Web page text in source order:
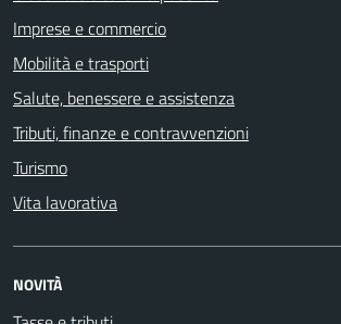
Imprese e commercio
Mobilità e trasporti
Salute, benessere e assistenza
Tributi, finanze e contravvenzioni
Turismo
Vita lavorativa
NOVITÀ